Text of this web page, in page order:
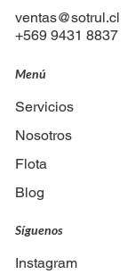
ventas@sotrul.cl
+569 9431 8837
Menú
Servicios
Nosotros
Flota
Blog
Síguenos
Instagram